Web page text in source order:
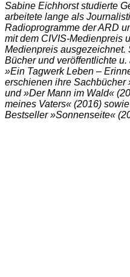
Sabine Eichhorst studierte
arbeitete lange als
Radioprogramme der ARD
mit dem CIVIS-Medienpreis
Medienpreis ausgezeichnet.
Bücher und veröffentlichte u.
»Ein Tagwerk Leben –
erschienen ihre Sachbücher
und »Der Mann im Wald«
meines Vaters« (2016)
Bestseller »Sonnenseite«